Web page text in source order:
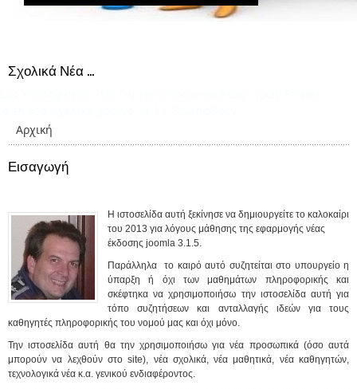
Σχολικά Νέα ...
Αρχική
Εισαγωγή
Η ιστοσελίδα αυτή ξεκίνησε να δημιουργείτε το καλοκαίρι
του 2013 για λόγους μάθησης της εφαρμογής νέας
έκδοσης joomla 3.1.5.
Παράλληλα το καιρό αυτό συζητείται στο υπουργείο η
ύπαρξη ή όχι των μαθημάτων πληροφορικής και
σκέφτηκα να χρησιμοποιήσω την ιστοσελίδα αυτή για
τόπο συζητήσεων και ανταλλαγής ιδεών για τους
καθηγητές πληροφορικής του νομού μας και όχι μόνο.
Την ιστοσελίδα αυτή θα την χρησιμοποιήσω για νέα προσωπικά (όσο αυτά
μπορούν να λεχθούν στοsite), νέα σχολικά, νέα μαθητικά, νέα καθηγητών,
τεχνολογικά νέα κ.α. γενικού ενδιαφέροντος.